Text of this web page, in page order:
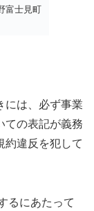
富士見町
には、必ず事業
ての表記が義務
約違反を犯して
るにあたって